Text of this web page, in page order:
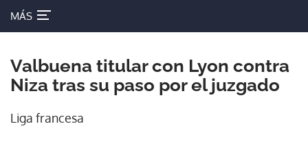
MÁS
Valbuena titular con Lyon contra
Niza tras su paso por el juzgado
Liga francesa